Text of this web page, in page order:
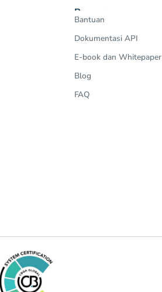
Resources
Bantuan
Dokumentasi API
E-book dan Whitepaper
Blog
FAQ